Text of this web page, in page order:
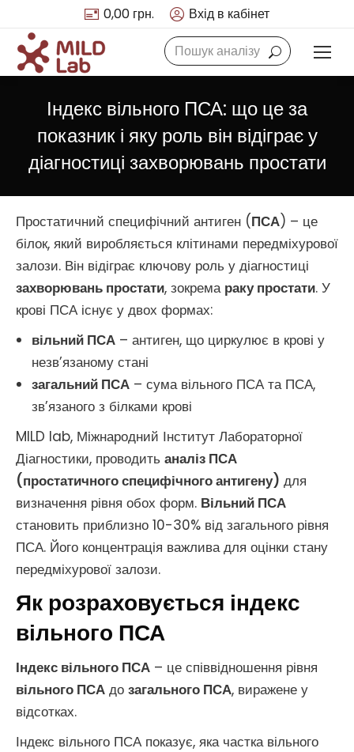
0,00 грн. Вхід в кабінет
Search:
Індекс вільного ПСА: що це за
показник і яку роль він відіграє у
діагностиці захворювань простати
Простатичний специфічний антиген (ПСА) – це
білок, який виробляється клітинами передміхурової
залози. Він відіграє ключову роль у діагностиці
захворювань простати, зокрема раку простати. У
крові ПСА існує у двох формах:
вільний ПСА – антиген, що циркулює в крові у
незв’язаному стані
загальний ПСА – сума вільного ПСА та ПСА,
зв’язаного з білками крові
MILD lab, Міжнародний Інститут Лабораторної
Діагностики, проводить аналіз ПСА
(простатичного специфічного антигену) для
визначення рівня обох форм. Вільний ПСА
становить приблизно 10-30% від загального рівня
ПСА. Його концентрація важлива для оцінки стану
передміхурової залози.
Як розраховується індекс
вільного ПСА
Індекс вільного ПСА – це співвідношення рівня
вільного ПСА до загального ПСА, виражене у
відсотках.
Індекс вільного ПСА показує, яка частка вільного